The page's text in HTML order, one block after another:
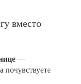
вместо
—
почувствуете